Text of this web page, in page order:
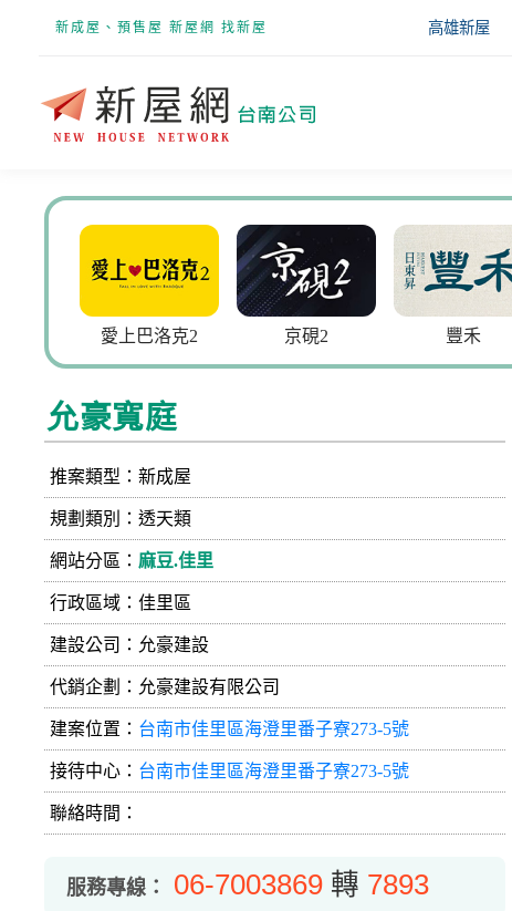
新成屋、預售屋 新屋網 找新屋 高雄新屋
愛上巴洛克2 京硯2 豐禾
允豪寬庭
推案類型：新成屋
規劃類別：透天類
網站分區： 麻豆.佳里
行政區域：佳里區
建設公司： 允豪建設
代銷企劃：允豪建設有限公司
建案位置： 台南市佳里區海澄里番子寮273-5號
接待中心： 台南市佳里區海澄里番子寮273-5號
聯絡時間：
服務專線： 06-7003869 轉 7893